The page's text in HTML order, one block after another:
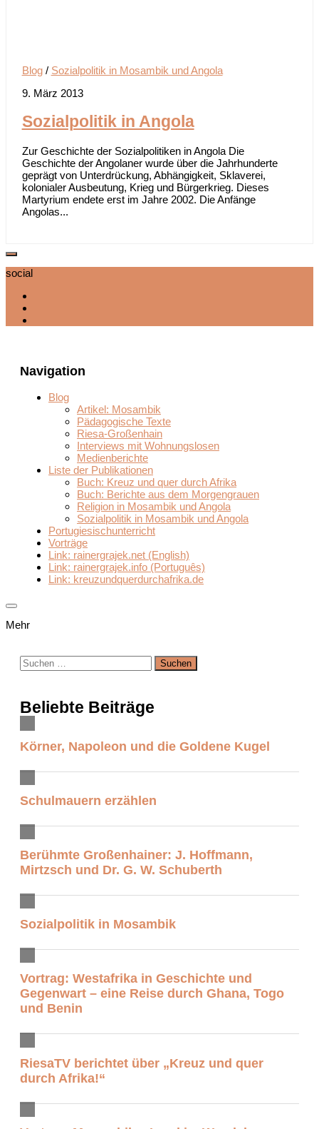
Blog/ Sozialpolitik in Mosambik und Angola
9. März 2013
Sozialpolitik in Angola
Zur Geschichte der Sozialpolitiken in Angola Die
Geschichte der Angolaner wurde über die Jahrhunderte
geprägt von Unterdrückung, Abhängigkeit, Sklaverei,
kolonialer Ausbeutung, Krieg und Bürgerkrieg. Dieses
Martyrium endete erst im Jahre 2002. Die Anfänge
Angolas...
social
Navigation
Blog
Artikel: Mosambik
Pädagogische Texte
Riesa-Großenhain
Interviews mit Wohnungslosen
Medienberichte
Liste der Publikationen
Buch: Kreuz und quer durch Afrika
Buch: Berichte aus dem Morgengrauen
Religion in Mosambik und Angola
Sozialpolitik in Mosambik und Angola
Portugiesischunterricht
Vorträge
Link: rainergrajek.net (English)
Link: rainergrajek.info (Português)
Link: kreuzundquerdurchafrika.de
Mehr
Suchen
nach:
Beliebte Beiträge
Körner, Napoleon und die Goldene Kugel
Schulmauern erzählen
Berühmte Großenhainer: J. Hoffmann,
Mirtzsch und Dr. G. W. Schuberth
Sozialpolitik in Mosambik
Vortrag: Westafrika in Geschichte und
Gegenwart – eine Reise durch Ghana, Togo
und Benin
RiesaTV berichtet über „Kreuz und quer
durch Afrika!“